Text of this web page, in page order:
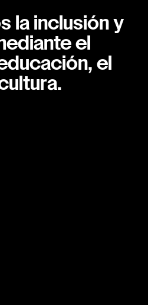
la inclusión y
el
el